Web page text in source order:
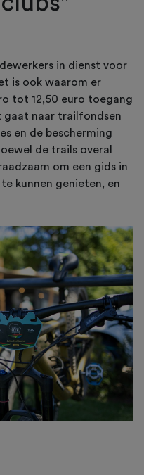
in dienst voor
is ook waarom er
tot 12,50 euro toegang
gaat naar trailfondsen
en de bescherming
de trails overal
om een gids in
kunnen genieten, en